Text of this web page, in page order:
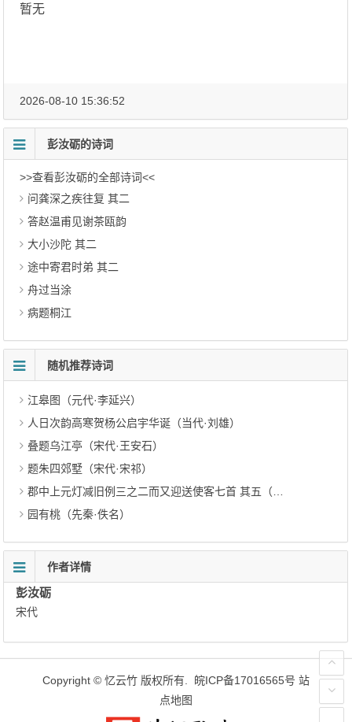
暂无
2026-08-10 15:36:52
彭汝砺的诗词
>>查看彭汝砺的全部诗词<<
问龚深之疾往复 其二
答赵温甫见谢茶瓯韵
大小沙陀 其二
途中寄君时弟 其二
舟过当涂
病题桐江
随机推荐诗词
江皋图（元代·李延兴）
人日次韵高寒贺杨公启宇华诞（当代·刘雄）
叠题乌江亭（宋代·王安石）
题朱四郊墅（宋代·宋祁）
郡中上元灯减旧例三之二而又迎送使客七首 其五（宋代·杨万里）
园有桃（先秦·佚名）
作者详情
彭汝砺
宋代
Copyright © 忆云竹 版权所有. 皖ICP备17016565号 站
点地图